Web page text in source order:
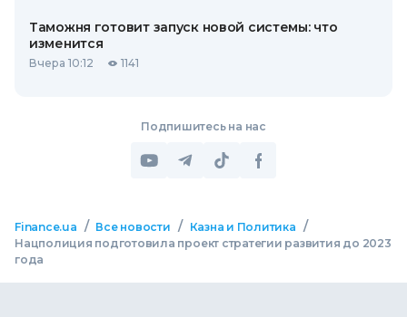
Таможня готовит запуск новой системы: что
изменится
Вчера 10:12 1141
Подпишитесь на нас
Finance.ua / Все новости / Казна и Политика /
Нацполиция подготовила проект стратегии развития до 2023
года